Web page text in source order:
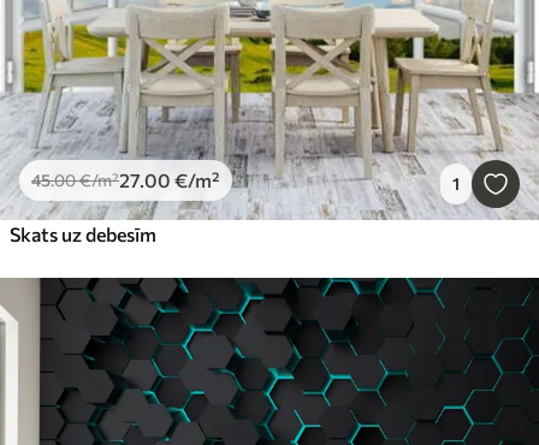
45.00€/m²27 .00 €/m² 1
Skats uz debesīm